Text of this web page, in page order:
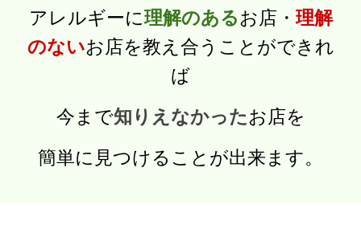
アレルギーに理解のあるお店・理解
のないお店を教え合うことができれ
ば
今まで知りえなかったお店を
簡単に見つけることが出来ます。